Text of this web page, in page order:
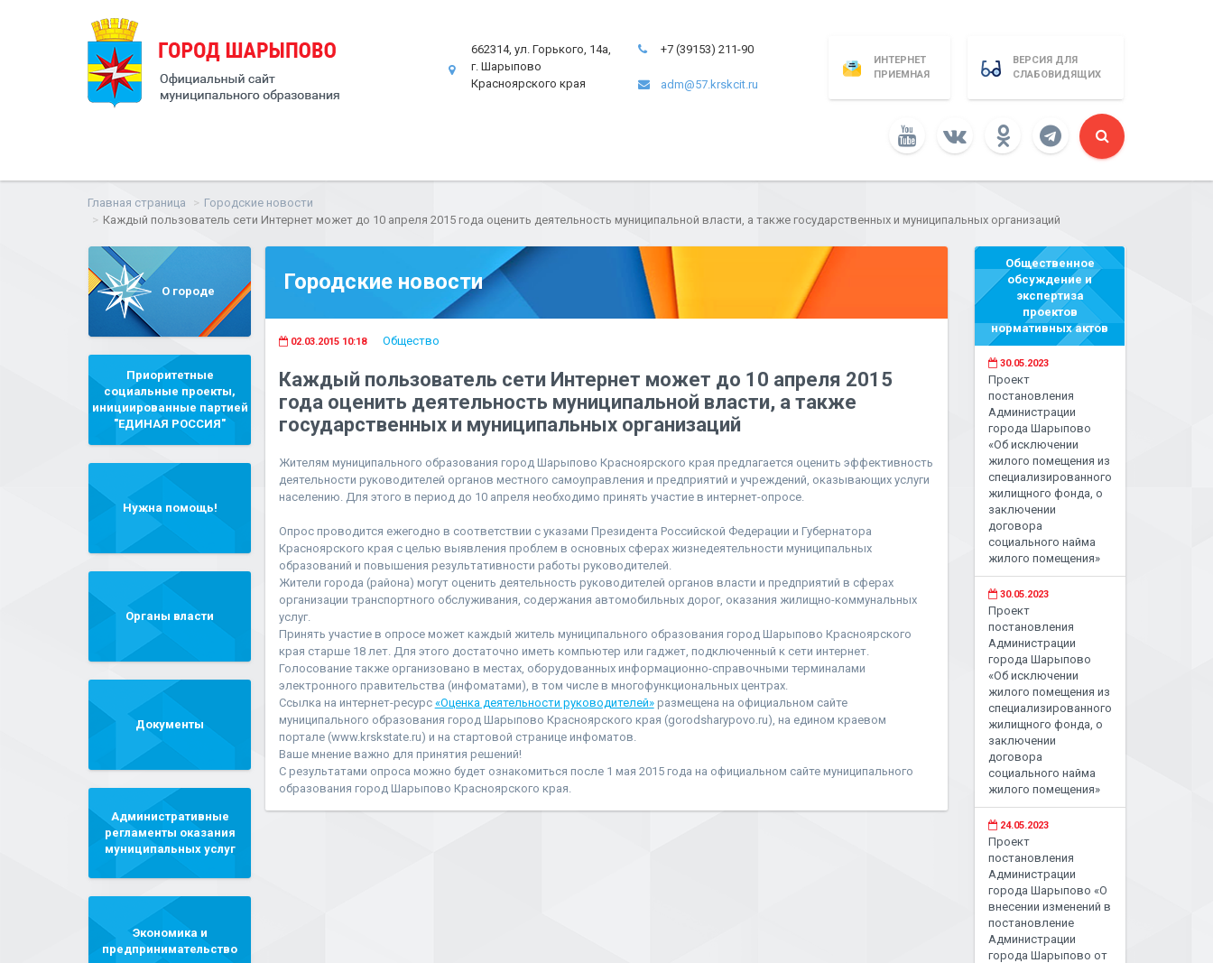
662314, ул. Горького, 14а,
г. Шарыпово
Красноярского края
+7 (39153) 211-90
adm@57.krskcit.ru
ИНТЕРНЕТ
ПРИЕМНАЯ
ВЕРСИЯ ДЛЯ
СЛАБОВИДЯЩИХ
Главная страница
Городские новости
Каждый пользователь сети Интернет может до 10 апреля 2015 года оценить деятельность муниципальной власти, а также государственных и муниципальных организаций
О городе
Приоритетные
социальные проекты,
инициированные партией
"ЕДИНАЯ РОССИЯ"
Нужна помощь!
Органы власти
Документы
Административные
регламенты оказания
муниципальных услуг
Экономика и
предпринимательство
Городские новости
02.03.2015 10:18 Общество
Каждый пользователь сети Интернет может до 10 апреля 2015
года оценить деятельность муниципальной власти, а также
государственных и муниципальных организаций
Жителям муниципального образования город Шарыпово Красноярского края предлагается оценить эффективность
деятельности руководителей органов местного самоуправления и предприятий и учреждений, оказывающих услуги
населению. Для этого в период до 10 апреля необходимо принять участие в интернет-опросе.
Опрос проводится ежегодно в соответствии с указами Президента Российской Федерации и Губернатора
Красноярского края с целью выявления проблем в основных сферах жизнедеятельности муниципальных
образований и повышения результативности работы руководителей.
Жители города (района) могут оценить деятельность руководителей органов власти и предприятий в сферах
организации транспортного обслуживания, содержания автомобильных дорог, оказания жилищно-коммунальных
услуг.
Принять участие в опросе может каждый житель муниципального образования город Шарыпово Красноярского
края старше 18 лет. Для этого достаточно иметь компьютер или гаджет, подключенный к сети интернет.
Голосование также организовано в местах, оборудованных информационно-справочными терминалами
электронного правительства (инфоматами), в том числе в многофункциональных центрах.
Ссылка на интернет-ресурс «Оценка деятельности руководителей»размещена на официальном сайте
муниципального образования город Шарыпово Красноярского края (gorodsharypovo.ru), на едином краевом
портале (www.krskstate.ru) и на стартовой странице инфоматов.
Ваше мнение важно для принятия решений!
С результатами опроса можно будет ознакомиться после 1 мая 2015 года на официальном сайте муниципального
образования город Шарыпово Красноярского края.
Общественное
обсуждение и
экспертиза
проектов
нормативных актов
30.05.2023
Проект
постановления
Администрации
города Шарыпово
«Об исключении
жилого помещения из
специализированного
жилищного фонда, о
заключении
договора
социального найма
жилого помещения»
30.05.2023
Проект
постановления
Администрации
города Шарыпово
«Об исключении
жилого помещения из
специализированного
жилищного фонда, о
заключении
договора
социального найма
жилого помещения»
24.05.2023
Проект
постановления
Администрации
города Шарыпово «О
внесении изменений в
постановление
Администрации
города Шарыпово от